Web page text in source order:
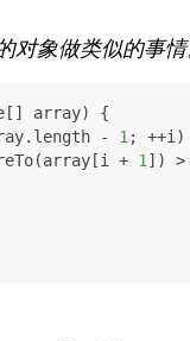
对象做类似的事
array)
{
- 1;
+ 1])